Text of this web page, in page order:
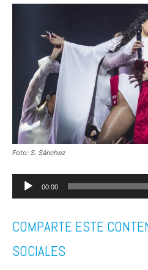
Foto: S. Sánchez
Reproductor
audio
00:00
COMPARTE ESTE
SOCIALES